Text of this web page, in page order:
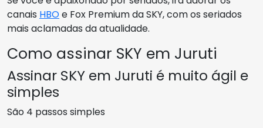
canais HBOe Fox Premium da SKY, com os seriados
mais aclamadas da atualidade.
Como assinar SKY em Juruti
Assinar SKY em Juruti é muito ágil e
simples
São 4 passos simples